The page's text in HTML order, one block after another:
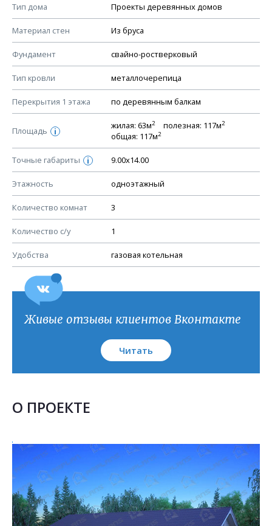
Тип дома Проекты деревянных домов
Материал стен Из бруса
Фундамент свайно-ростверковый
Тип кровли металлочерепица
Перекрытия 1 этажа по деревянным балкам
Площадь i
жилая: 63м2 полезная: 117м2
общая: 117м2
Точные габариты i 9.00х14.00
Этажность одноэтажный
Количество комнат 3
Количество с/у 1
Удобства газовая котельная
Смотрите советы по выбору материала в нашем
КОНСТРУКТИВНЫЕ РЕШЕНИЯ (КР)
Ведомость рабочих чертежей основного комплекта КР
План фундамента
Устройство фундамента, спецификация материалов
Планы перекрытий этажей, спецификация элементов
Устройство перекрытий
Устройство стен
Спецификация материалов стен
Схема расположения лаг чердака (если есть)
Схема расположения элементов стропил
Спецификация элементов стропил
Устройство стропильной системы
Узлы устройства кровли
План кровли
Живые отзывы клиентов Вконтакте
Читать
О ПРОЕКТЕ